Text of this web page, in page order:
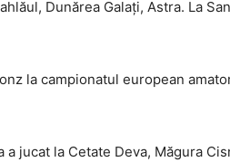
Dunărea Galați, Astra. La
la campionatul european
jucat la Cetate Deva, Măgura